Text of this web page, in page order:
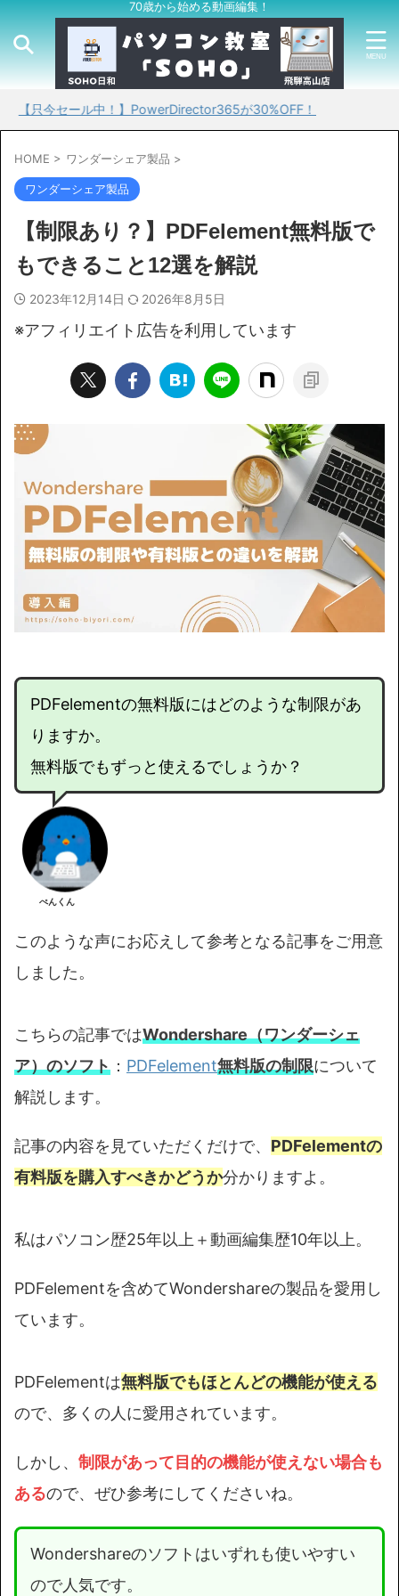
70歳から始める動画編集！
ール中！】PowerDirector365が30%OFF！
HOME > ワンダーシェア製品 >
ワンダーシェア製品
【制限あり？】PDFelement無料版で
もできること12選を解説
2023年12月14日 2026年8月5日
※アフィリエイト広告を利用しています
PDFelementの無料版にはどのような制限があ
りますか。
無料版でもずっと使えるでしょうか？
ぺんくん
このような声にお応えして参考となる記事をご用意
しました。
こちらの記事ではWondershare（ワンダーシェ
ア）のソフト ： PDFelement無料版の制限について
解説します。
記事の内容を見ていただくだけで、 PDFelementの
有料版を購入すべきかどうか分かりますよ。
私はパソコン歴25年以上＋動画編集歴10年以上。
PDFelementを含めてWondershareの製品を愛用し
ています。
PDFelementは無料版でもほとんどの機能が使える
ので、多くの人に愛用されています。
しかし、 制限があって目的の機能が使えない場合も
あるので、ぜひ参考にしてくださいね。
Wondershareのソフトはいずれも使いやすい
ので人気です。